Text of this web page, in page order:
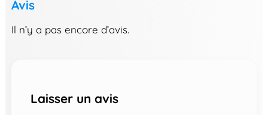
Avis
Il n’y a pas encore d’avis.
Laisser un avis